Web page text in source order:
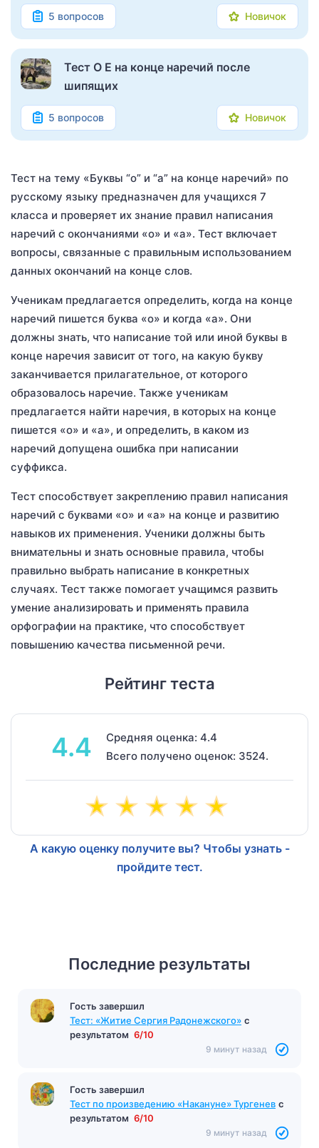
5 вопросов Новичок
Тест О Е на конце наречий после
шипящих
5 вопросов Новичок
Тест на тему «Буквы “о” и “а” на конце наречий» по
русскому языку предназначен для учащихся 7
класса и проверяет их знание правил написания
наречий с окончаниями «о» и «а». Тест включает
вопросы, связанные с правильным использованием
данных окончаний на конце слов.
Ученикам предлагается определить, когда на конце
наречий пишется буква «о» и когда «а». Они
должны знать, что написание той или иной буквы в
конце наречия зависит от того, на какую букву
заканчивается прилагательное, от которого
образовалось наречие. Также ученикам
предлагается найти наречия, в которых на конце
пишется «о» и «а», и определить, в каком из
наречий допущена ошибка при написании
суффикса.
Тест способствует закреплению правил написания
наречий с буквами «о» и «а» на конце и развитию
навыков их применения. Ученики должны быть
внимательны и знать основные правила, чтобы
правильно выбрать написание в конкретных
случаях. Тест также помогает учащимся развить
умение анализировать и применять правила
орфографии на практике, что способствует
повышению качества письменной речи.
Рейтинг теста
4.4
Средняя оценка: 4.4
Всего получено оценок: 3524.
А какую оценку получите вы? Чтобы узнать -
пройдите тест.
Последние результаты
Гость завершил
Тест: «Житие Сергия Радонежского» с
результатом 6/10
9 минут назад
Гость завершил
Тест по произведению «Накануне» Тургенев с
результатом 6/10
9 минут назад